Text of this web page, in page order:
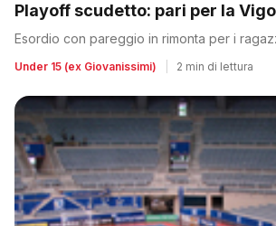
Playoff scudetto: pari per la
Esordio con pareggio in rimonta per i
Under 15 (ex Giovanissimi) 2 min di lettura